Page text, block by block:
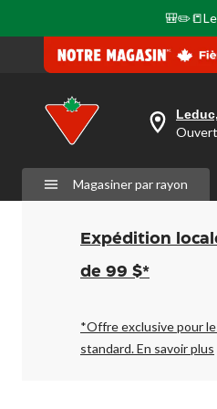
🎒✏️📒Le
votre
est
Leduc,
AB,
Ouvert,
Fermeture
à
pour
changer
Ouvert
Magasiner par rayon
Expédition
de 99 $*
*Offre exclusive pour
standard.En savoir plus